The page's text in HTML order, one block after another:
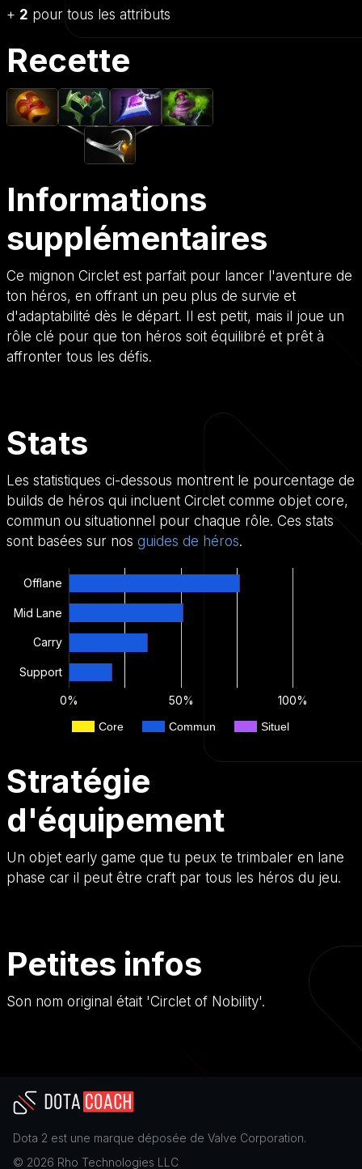
+ 2 pour tous les attributs
Recette
Informations
supplémentaires
Ce mignon Circlet est parfait pour lancer l'aventure de
ton héros, en offrant un peu plus de survie et
d'adaptabilité dès le départ. Il est petit, mais il joue un
rôle clé pour que ton héros soit équilibré et prêt à
affronter tous les défis.
Stats
Les statistiques ci-dessous montrent le pourcentage de
builds de héros qui incluent Circlet comme objet core,
commun ou situationnel pour chaque rôle. Ces stats
sont basées sur nos guides de héros.
Core Commun Situel
0% 50% 100%
Offlane
Mid Lane
Carry
Support
Stratégie
d'équipement
Un objet early game que tu peux te trimbaler en lane
phase car il peut être craft par tous les héros du jeu.
Petites infos
Son nom original était 'Circlet of Nobility'.
Dota 2 est une marque déposée de Valve Corporation.
© 2026 Rho Technologies LLC